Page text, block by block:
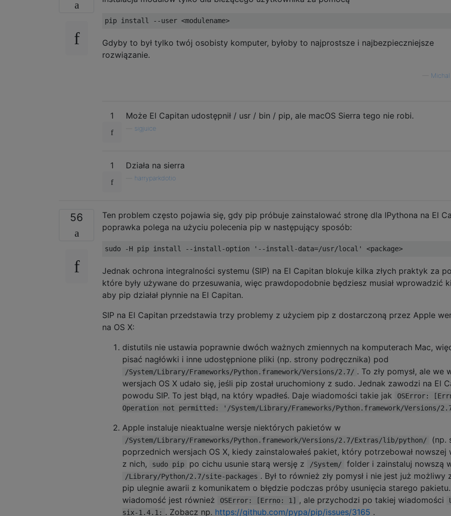
Gdyby to był tylko twój osobisty komputer, byłoby to najprostsze i najbezpieczniejsze
rozwiązanie.
1 Może El Capitan udostępnił / usr / bin / pip, ale macOS Sierra tego nie robi.
sigjuice
1 Działa na sierra
harryparkdotio
56
Ten problem często pojawia się, gdy pip próbuje zainstalować stronę dla IPythona na El
poprawka polega na użyciu polecenia pip w następujący sposób:
Jednak ochrona integralności systemu (SIP) na El Capitan blokuje kilka złych praktyk za
które były używane do przesuwania, więc prawdopodobnie będziesz musiał wprowadzić
aby pip działał płynnie na El Capitan.
SIP na El Capitan przedstawia trzy problemy z użyciem pip z dostarczoną przez Apple
na OS X:
distutils nie ustawia poprawnie dwóch ważnych zmiennych na komputerach Mac,
pisać nagłówki i inne udostępnione pliki (np. strony podręcznika) pod
/System/Library/Frameworks/Python.framework/Versions/2.7/ . To zły pomysł, ale we
wersjach OS X udało się, jeśli pip został uruchomiony z sudo. Jednak zawodzi na El
powodu SIP. To jest błąd, na który wpadłeś. Daje wiadomości takie jak
OSError:
Operation not permitted: '/System/Library/Frameworks/Python.framework/Versions/
Apple instaluje nieaktualne wersje niektórych pakietów w
/System/Library/Frameworks/Python.framework/Versions/2.7/Extras/lib/python/
(np.
poprzednich wersjach OS X, kiedy zainstalowałeś pakiet, który potrzebował nowszej
z nich,
sudo pip po cichu usunie starą wersję z /System/ folder i zainstaluj nowszą
/Library/Python/2.7/site-packages . Był to również zły pomysł i nie jest już możliwy
pip ulegnie awarii z komunikatem o błędzie podczas próby usunięcia starego pakietu.
wiadomość jest również
OSError: [Errno: 1] , ale przychodzi po takiej wiadomości
six-1.4.1: . Zobacz np. https://github.com/pypa/pip/issues/3165 .